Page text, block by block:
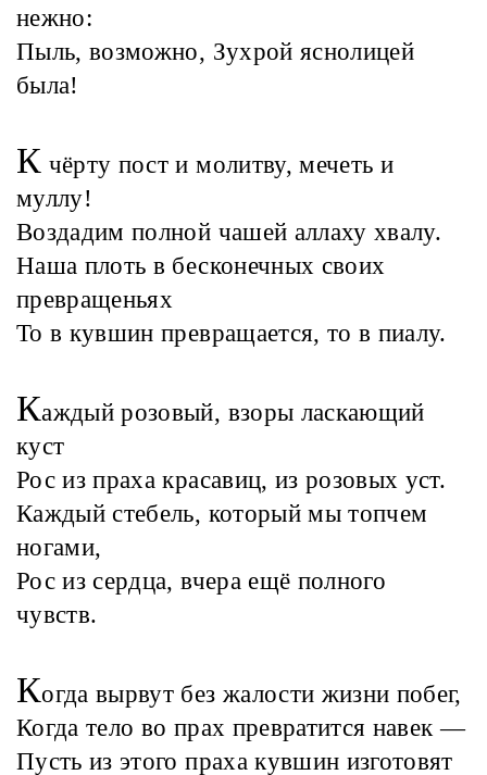
нежно:
Пыль, возможно, Зухрой яснолицей
была!
К чёрту пост и молитву, мечеть и
муллу!
Воздадим полной чашей аллаху хвалу.
Наша плоть в бесконечных своих
превращеньях
То в кувшин превращается, то в пиалу.
Каждый розовый, взоры ласкающий
куст
Рос из праха красавиц, из розовых уст.
Каждый стебель, который мы топчем
ногами,
Рос из сердца, вчера ещё полного
чувств.
Когда вырвут без жалости жизни побег,
Когда тело во прах превратится навек —
Пусть из этого праха кувшин изготовят